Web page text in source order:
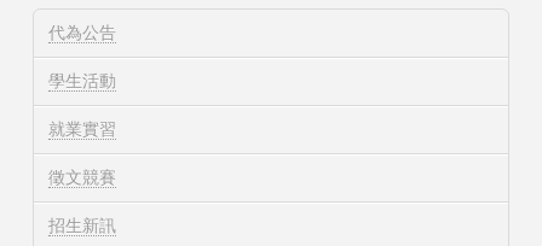
代為公告
學生活動
就業實習
徵文競賽
招生新訊